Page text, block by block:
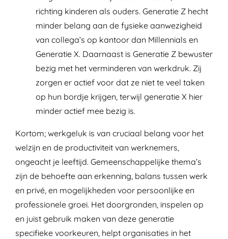
richting kinderen als ouders. Generatie Z hecht
minder belang aan de fysieke aanwezigheid
van collega’s op kantoor dan Millennials en
Generatie X. Daarnaast is Generatie Z bewuster
bezig met het verminderen van werkdruk. Zij
zorgen er actief voor dat ze niet te veel taken
op hun bordje krijgen, terwijl generatie X hier
minder actief mee bezig is.
Kortom; werkgeluk is van cruciaal belang voor het
welzijn en de productiviteit van werknemers,
ongeacht je leeftijd. Gemeenschappelijke thema’s
zijn de behoefte aan erkenning, balans tussen werk
en privé, en mogelijkheden voor persoonlijke en
professionele groei. Het doorgronden, inspelen op
en juist gebruik maken van deze generatie
specifieke voorkeuren, helpt organisaties in het